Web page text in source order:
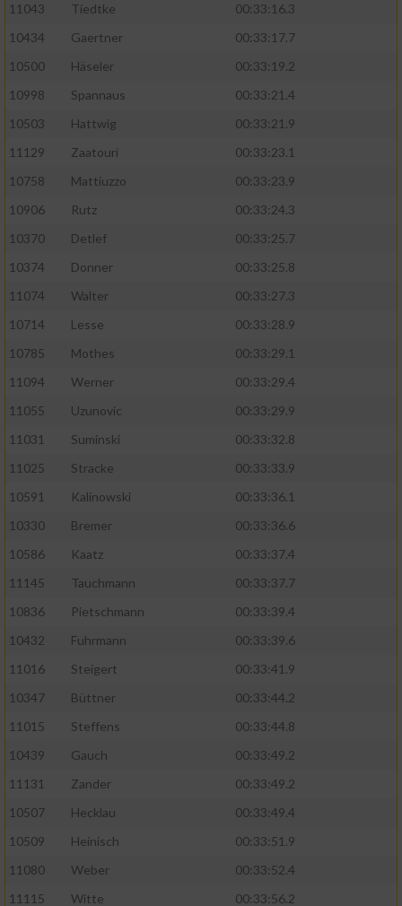
11043
Tiedtke
00:33:16.3
10434
Gaertner
00:33:17.7
10500
Häseler
00:33:19.2
10998
Spannaus
00:33:21.4
10503
Hattwig
00:33:21.9
11129
Zaatouri
00:33:23.1
10758
Mattiuzzo
00:33:23.9
10906
Rutz
00:33:24.3
10370
Detlef
00:33:25.7
10374
Donner
00:33:25.8
11074
Walter
00:33:27.3
10714
Lesse
00:33:28.9
10785
Mothes
00:33:29.1
11094
Werner
00:33:29.4
11055
Uzunovic
00:33:29.9
11031
Suminski
00:33:32.8
11025
Stracke
00:33:33.9
10591
Kalinowski
00:33:36.1
10330
Bremer
00:33:36.6
10586
Kaatz
00:33:37.4
11145
Tauchmann
00:33:37.7
10836
Pietschmann
00:33:39.4
10432
Fuhrmann
00:33:39.6
11016
Steigert
00:33:41.9
10347
Büttner
00:33:44.2
11015
Steffens
00:33:44.8
10439
Gauch
00:33:49.2
11131
Zander
00:33:49.2
10507
Hecklau
00:33:49.4
10509
Heinisch
00:33:51.9
11080
Weber
00:33:52.4
11115
Witte
00:33:56.2